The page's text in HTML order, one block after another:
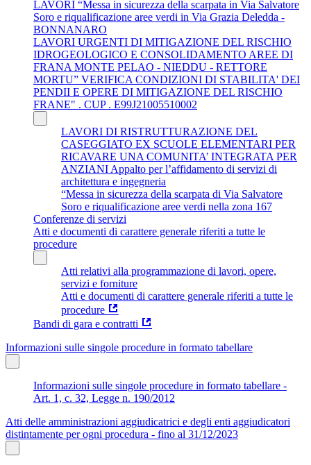
LAVORI “Messa in sicurezza della scarpata in Via Salvatore
Soro e riqualificazione aree verdi in Via Grazia Deledda -
BONNANARO
LAVORI URGENTI DI MITIGAZIONE DEL RISCHIO
IDROGEOLOGICO E CONSOLIDAMENTO AREE DI
FRANA MONTE PELAO - NIEDDU - RETTORE
MORTU” VERIFICA CONDIZIONI DI STABILITA' DEI
PENDII E OPERE DI MITIGAZIONE DEL RISCHIO
FRANE" . CUP . E99J21005510002
LAVORI DI RISTRUTTURAZIONE DEL
CASEGGIATO EX SCUOLE ELEMENTARI PER
RICAVARE UNA COMUNITA’ INTEGRATA PER
ANZIANI Appalto per l’affidamento di servizi di
architettura e ingegneria
“Messa in sicurezza della scarpata di Via Salvatore
Soro e riqualificazione aree verdi nella zona 167
Conferenze di servizi
Atti e documenti di carattere generale riferiti a tutte le
procedure
Atti relativi alla programmazione di lavori, opere,
servizi e forniture
Atti e documenti di carattere generale riferiti a tutte le
procedure
Bandi di gara e contratti
Informazioni sulle singole procedure in formato tabellare
Informazioni sulle singole procedure in formato tabellare -
Art. 1, c. 32, Legge n. 190/2012
Atti delle amministrazioni aggiudicatrici e degli enti aggiudicatori
distintamente per ogni procedura - fino al 31/12/2023